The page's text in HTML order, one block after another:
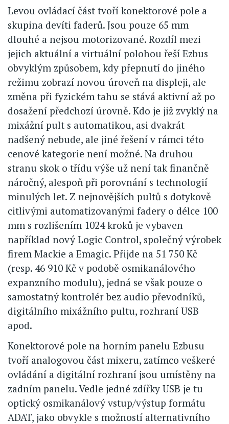
Levou ovládací část tvoří konektorové pole a
skupina devíti faderů. Jsou pouze 65 mm
dlouhé a nejsou motorizované. Rozdíl mezi
jejich aktuální a virtuální polohou řeší Ezbus
obvyklým způsobem, kdy přepnutí do jiného
režimu zobrazí novou úroveň na displeji, ale
změna při fyzickém tahu se stává aktivní až po
dosažení předchozí úrovně. Kdo je již zvyklý na
mixážní pult s automatikou, asi dvakrát
nadšený nebude, ale jiné řešení v rámci této
cenové kategorie není možné. Na druhou
stranu skok o třídu výše už není tak finančně
náročný, alespoň při porovnání s technologií
minulých let. Z nejnovějších pultů s dotykově
citlivými automatizovanými fadery o délce 100
mm s rozlišením 1024 kroků je vybaven
například nový Logic Control, společný výrobek
firem Mackie a Emagic. Přijde na 51 750 Kč
(resp. 46 910 Kč v podobě osmikanálového
expanzního modulu), jedná se však pouze o
samostatný kontrolér bez audio převodníků,
digitálního mixážního pultu, rozhraní USB
apod.
Konektorové pole na horním panelu Ezbusu
tvoří analogovou část mixeru, zatímco veškeré
ovládání a digitální rozhraní jsou umístěny na
zadním panelu. Vedle jedné zdířky USB je tu
optický osmikanálový vstup/výstup formátu
ADAT, jako obvykle s možností alternativního